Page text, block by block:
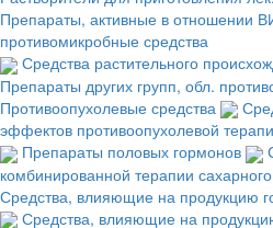
Препараты, активные в отношении
противомикробные средства
Средства растительного
Препараты других групп, обл.
Противоопухолевые средства
эффектов противоопухолевой
Препараты половых гормонов
комбинированной терапии
Средства, влияющие на продукцию
Средства, влияющие на